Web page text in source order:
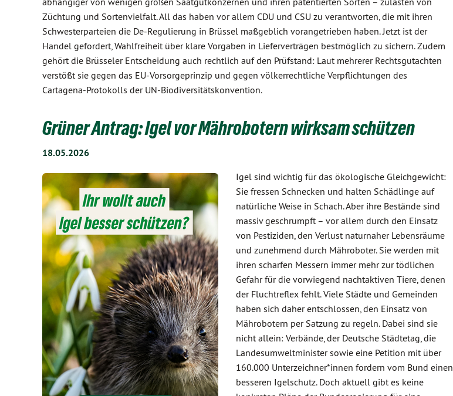
Züchtung und Sortenvielfalt. All das haben vor allem CDU und CSU zu verantworten, die mit ihren
Schwesterparteien die De-Regulierung in Brüssel maßgeblich vorangetrieben haben. Jetzt ist der
Handel gefordert, Wahlfreiheit über klare Vorgaben in Lieferverträgen bestmöglich zu sichern. Zudem
gehört die Brüsseler Entscheidung auch rechtlich auf den Prüfstand: Laut mehrerer Rechtsgutachten
verstößt sie gegen das EU-Vorsorgeprinzip und gegen völkerrechtliche Verpflichtungen des
Cartagena-Protokolls der UN-Biodiversitätskonvention.
Grüner Antrag: Igel vor Mährobotern wirksam schützen
18.05.2026
Igel sind wichtig für das ökologische Gleichgewicht:
Sie fressen Schnecken und halten Schädlinge auf
natürliche Weise in Schach. Aber ihre Bestände sind
massiv geschrumpft – vor allem durch den Einsatz
von Pestiziden, den Verlust naturnaher Lebensräume
und zunehmend durch Mähroboter. Sie werden mit
ihren scharfen Messern immer mehr zur tödlichen
Gefahr für die vorwiegend nachtaktiven Tiere, denen
der Fluchtreflex fehlt. Viele Städte und Gemeinden
haben sich daher entschlossen, den Einsatz von
Mährobotern per Satzung zu regeln. Dabei sind sie
nicht allein: Verbände, der Deutsche Städtetag, die
Landesumweltminister sowie eine Petition mit über
160.000 Unterzeichner*innen fordern vom Bund einen
besseren Igelschutz. Doch aktuell gibt es keine